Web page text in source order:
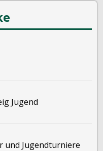
Jugend
und Jugendturniere